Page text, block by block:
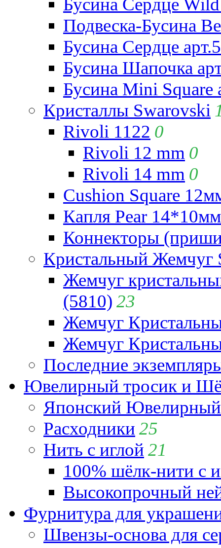
Подвеска-Бусина
Бусина Сердце
Бусина Шапочка
Бусина Mini Square
Кристаллы Swarovski
Rivoli 1122 0
Rivoli 12 mm 0
Rivoli 14 mm 0
Cushion Square
Капля Pear
Коннекторы
Кристальный Жемчуг
Жемчуг
(5810) 23
Жемчуг
Жемчуг
Последние
Ювелирный тросик и
Японский
Расходники 25
Нить с иглой 21
100% шёлк-нити с
Высокопрочный
Фурнитура для
Швензы-основа для